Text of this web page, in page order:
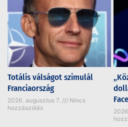
Totális válságot szimulál
Franciaország
2026. augusztus 7.
Nincs
hozzászólás